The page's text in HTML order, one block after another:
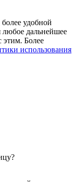
удобной
любое дальнейшее
этим. Более
использования